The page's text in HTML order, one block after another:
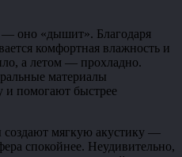
— оно «дышит». Благодаря
комфортная влажность и
а летом — прохладно.
материалы
и помогают быстрее
создают мягкую акустику —
спокойнее. Неудивительно,